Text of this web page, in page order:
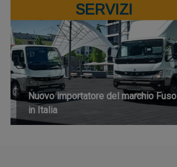
SERVIZI
Nuovo importatore del marchio Fuso
in Italia